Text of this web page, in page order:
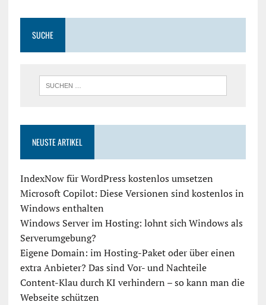
SUCHE
NEUSTE ARTIKEL
IndexNow für WordPress kostenlos umsetzen
Microsoft Copilot: Diese Versionen sind kostenlos in
Windows enthalten
Windows Server im Hosting: lohnt sich Windows als
Serverumgebung?
Eigene Domain: im Hosting-Paket oder über einen
extra Anbieter? Das sind Vor- und Nachteile
Content-Klau durch KI verhindern – so kann man die
Webseite schützen